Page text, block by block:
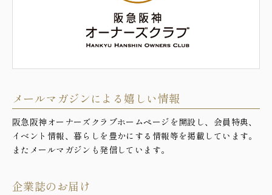
メールマガジンによる嬉しい情報
阪急阪神オーナーズクラブホームページを開設し、会員特典、
イベント情報、暮らしを豊かにする情報等を掲載しています。
またメールマガジンも発信しています。
企業誌のお届け